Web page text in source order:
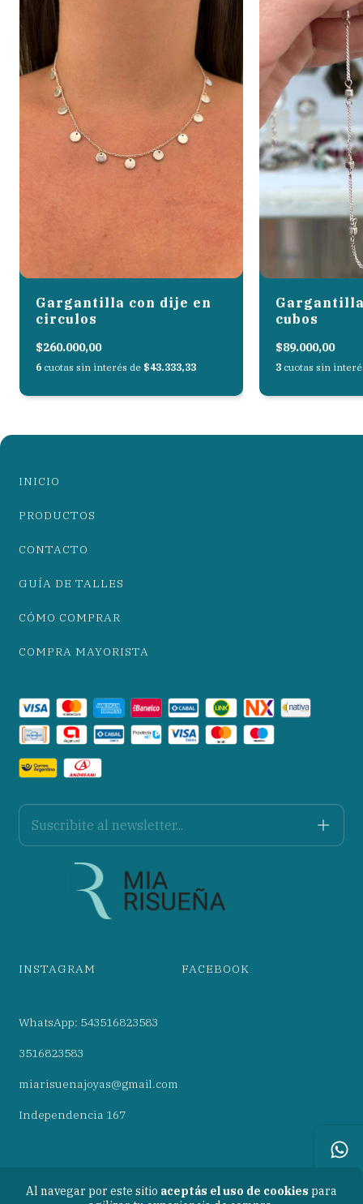
Al navegar por este sitio aceptás el uso de cookies para
Gargantilla con dije en
circulos
$260.000,00
6 cuotas sin interés de $43.333,33
cubos
$89.000,00
3 cuotas sin
INICIO
PRODUCTOS
CONTACTO
GUÍA DE TALLES
CÓMO COMPRAR
COMPRA MAYORISTA
INSTAGRAM FACEBOOK
WhatsApp: 543516823583
3516823583
miarisuenajoyas@gmail.com
Independencia 167